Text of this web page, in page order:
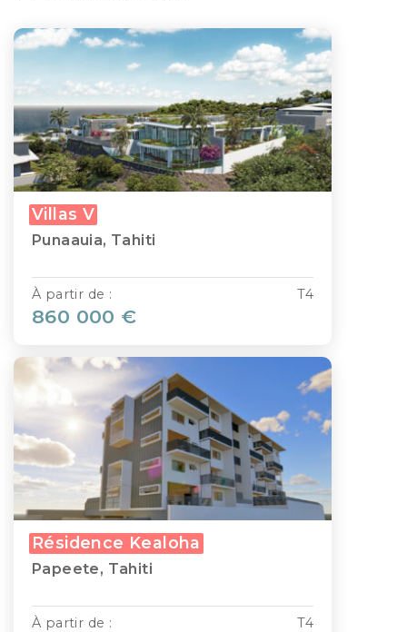
Villas V
Punaauia, Tahiti
T4
À partir de :
860 000 €
Résidence Kealoha
Papeete, Tahiti
T4
À partir de :